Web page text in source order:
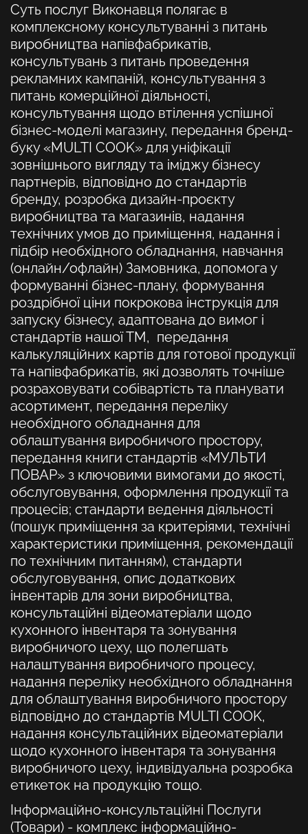
Суть послуг Виконавця полягає в
комплексному консультуванні з питань
виробництва напівфабрикатів,
консультувань з питань проведення
рекламних кампаній, консультування з
питань комерційної діяльності,
консультування щодо втілення успішної
бізнес-моделі магазину, передання бренд-
буку «MULTI COOK» для уніфікації
зовнішнього вигляду та іміджу бізнесу
партнерів, відповідно до стандартів
бренду, розробка дизайн-проєкту
виробництва та магазинів, надання
технічних умов до приміщення, надання і
підбір необхідного обладнання, навчання
(онлайн/офлайн) Замовника, допомога у
формуванні бізнес-плану, формування
роздрібної ціни покрокова інструкція для
запуску бізнесу, адаптована до вимог і
стандартів нашої ТМ, передання
калькуляційних картів для готової продукції
та напівфабрикатів, які дозволять точніше
розраховувати собівартість та планувати
асортимент, передання переліку
необхідного обладнання для
облаштування виробничого простору,
передання книги стандартів «МУЛЬТИ
ПОВАР» з ключовими вимогами до якості,
обслуговування, оформлення продукції та
процесів; стандарти ведення діяльності
(пошук приміщення за критеріями, технічні
характеристики приміщення, рекомендації
по технічним питанням), стандарти
обслуговування, опис додаткових
інвентарів для зони виробництва,
консультаційні відеоматеріали щодо
кухонного інвентаря та зонування
виробничого цеху, що полегшать
налаштування виробничого процесу,
надання переліку необхідного обладнання
для облаштування виробничого простору
відповідно до стандартів MULTI COOK,
надання консультаційних відеоматеріали
щодо кухонного інвентаря та зонування
виробничого цеху, індивідуальна розробка
етикеток на продукцію тощо.
Інформаційно-консультаційні Послуги
(Товари) - комплекс інформаційно-